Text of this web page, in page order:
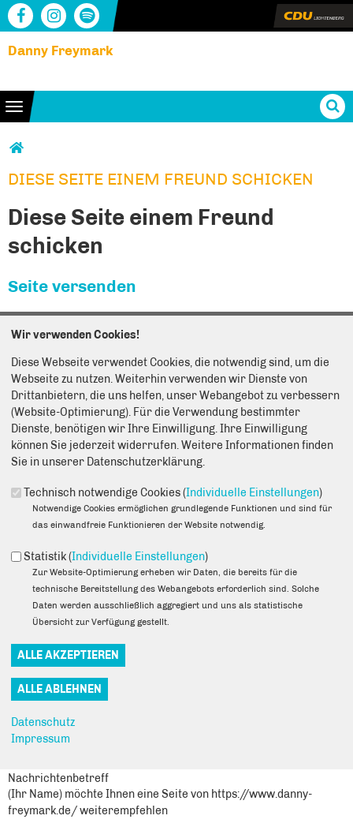
Danny Freymark
Toggle navigation
Sie sind hier
DIESE SEITE EINEM FREUND SCHICKEN
DIESE SEITE EINEM FREUND SCHICKEN
Diese Seite einem Freund
schicken
Seite versenden
weiterempfehlen.
Anmerkung: Ihre E-Mail-Adresse wird benötigt um die Personen,
denen Sie die Seite weiterempfehlen, zu informieren, von wem die
Empfehlung kommt, und dass es kein Spam ist.
Das mit * gekennzeichnete Feld ist ein Pflichtfeld.
Eigene E-Mail-Adresse*
Eigener Name*
Senden an*
Sie können mehrere Empfänger mit Komma getrennt eingeben.
Sie leiten den folgenden Inhalt weiter
Kreisparteitag der CDU Lichtenberg: Mit Geschlossenheit in die
Zukunft
Nachrichtenbetreff
(Ihr Name) möchte Ihnen eine Seite von https://www.danny-
freymark.de/ weiterempfehlen
Wir verwenden Cookies!
Diese Webseite verwendet Cookies, die notwendig sind, um die
Webseite zu nutzen. Weiterhin verwenden wir Dienste von
Drittanbietern, die uns helfen, unser Webangebot zu verbessern
(Website-Optimierung). Für die Verwendung bestimmter
Dienste, benötigen wir Ihre Einwilligung. Ihre Einwilligung
können Sie jederzeit widerrufen. Weitere Informationen finden
Sie in unserer Datenschutzerklärung.
Technisch notwendige Cookies (Individuelle Einstellungen)
Notwendige Cookies ermöglichen grundlegende Funktionen und sind für
das einwandfreie Funktionieren der Website notwendig.
Statistik (Individuelle Einstellungen)
Zur Website-Optimierung erheben wir Daten, die bereits für die
technische Bereitstellung des Webangebots erforderlich sind. Solche
Daten werden ausschließlich aggregiert und uns als statistische
Übersicht zur Verfügung gestellt.
Datenschutz
Impressum